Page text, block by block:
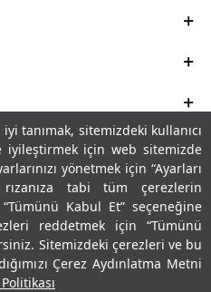
tanımak, sitemizdeki kullanıcı
iyileştirmek için web sitemizde
yönetmek için “Ayarları
tabi tüm çerezlerin
Kabul Et” seçeneğine
reddetmek için “Tümünü
Sitemizdeki çerezleri ve bu
Çerez Aydınlatma Metni